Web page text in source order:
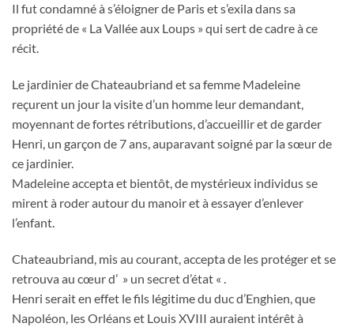
Il fut condamné à s’éloigner de Paris et s’exila dans sa
propriété de « La Vallée aux Loups » qui sert de cadre à ce
récit.
Le jardinier de Chateaubriand et sa femme Madeleine
reçurent un jour la visite d’un homme leur demandant,
moyennant de fortes rétributions, d’accueillir et de garder
Henri, un garçon de 7 ans, auparavant soigné par la sœur de
ce jardinier.
Madeleine accepta et bientôt, de mystérieux individus se
mirent à roder autour du manoir et à essayer d’enlever
l’enfant.
Chateaubriand, mis au courant, accepta de les protéger et se
retrouva au cœur d’ » un secret d’état « .
Henri serait en effet le fils légitime du duc d’Enghien, que
Napoléon, les Orléans et Louis XVIII auraient intérêt à